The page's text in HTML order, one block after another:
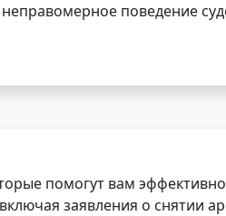
поведение
помогут вам
заявления о снятии